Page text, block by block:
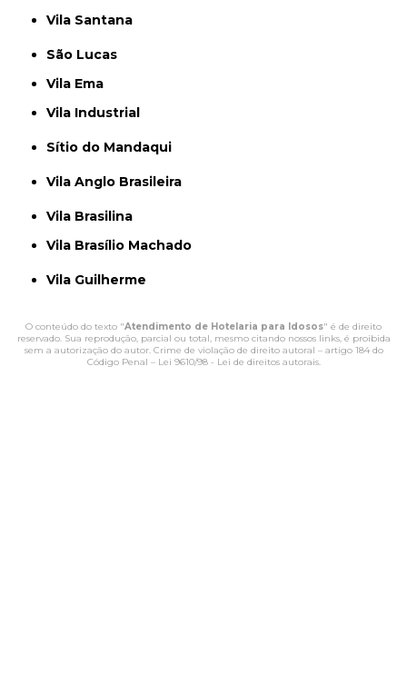
Vila Santana
São Lucas
Vila Ema
Vila Industrial
Sítio do Mandaqui
Vila Anglo Brasileira
Vila Brasilina
Vila Brasílio Machado
Vila Guilherme
O conteúdo do texto "Atendimento de Hotelaria para Idosos" é de direito
reservado. Sua reprodução, parcial ou total, mesmo citando nossos links, é proibida
sem a autorização do autor. Crime de violação de direito autoral – artigo 184 do
Código Penal – Lei 9610/98 - Lei de direitos autorais.